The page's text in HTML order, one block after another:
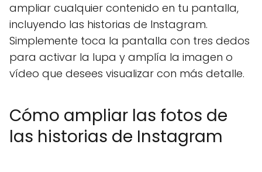
ampliar cualquier contenido en tu pantalla,
incluyendo las historias de Instagram.
Simplemente toca la pantalla con tres dedos
para activar la lupa y amplía la imagen o
vídeo que desees visualizar con más detalle.
Cómo ampliar las fotos de
las historias de Instagram